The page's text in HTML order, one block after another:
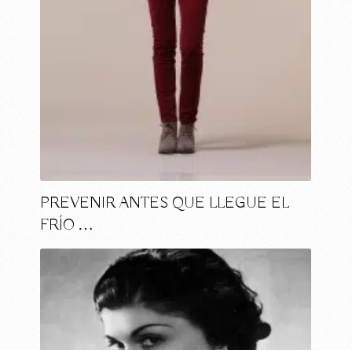
PREVENIR ANTES QUE LLEGUE EL
FRÍO …